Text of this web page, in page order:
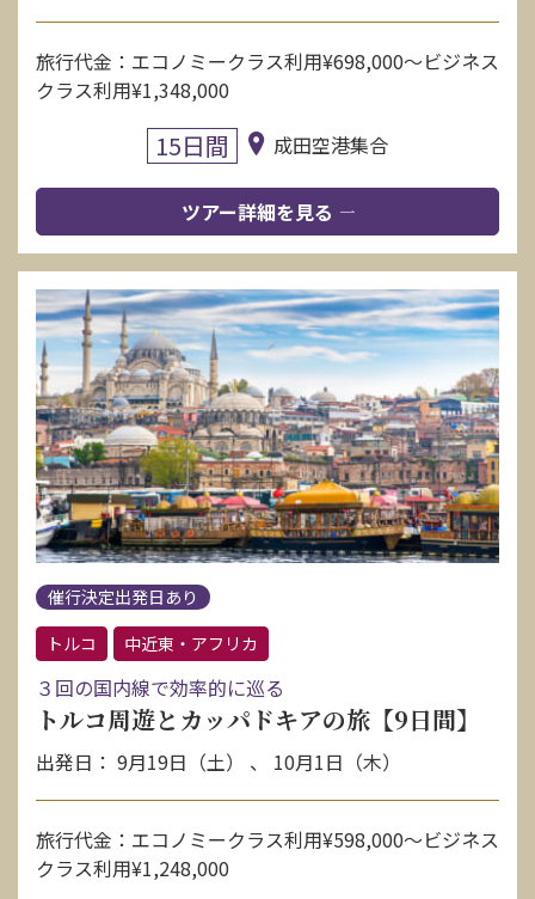
旅行代金：エコノミークラス利用¥698,000〜ビジネス
クラス利用¥1,348,000
15日間 成田空港集合
ツアー詳細を見る
催行決定出発日あり
トルコ
中近東・アフリカ
３回の国内線で効率的に巡る
トルコ周遊とカッパドキアの旅【9日間】
出発日： 9月19日（土） 、 10月1日（木）
旅行代金：エコノミークラス利用¥598,000〜ビジネス
クラス利用¥1,248,000